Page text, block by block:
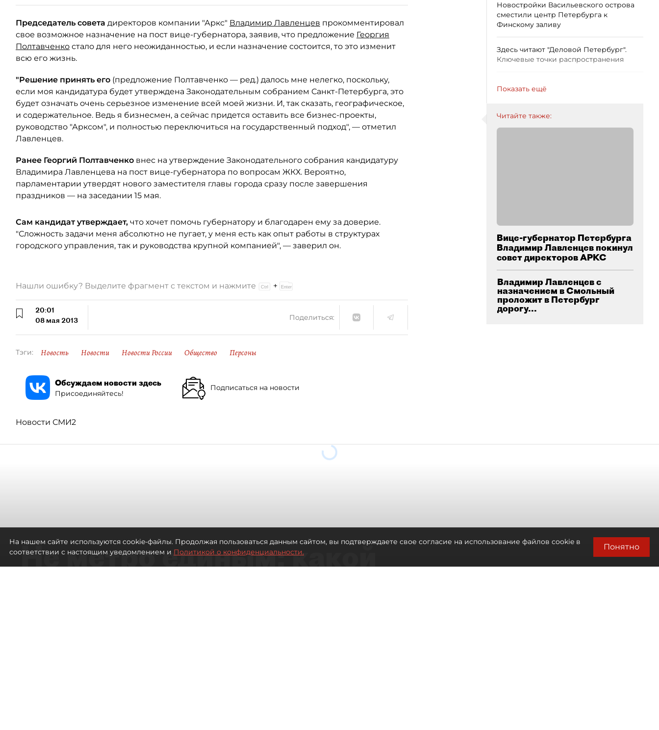
Председатель совета директоров компании "Аркс" Владимир Лавленцев прокомментировал
свое возможное назначение на пост вице-губернатора, заявив, что предложение Георгия
Полтавченко стало для него неожиданностью, и если назначение состоится, то это изменит
всю его жизнь.
"Решение принять его (предложение Полтавченко — ред.) далось мне нелегко, поскольку,
если моя кандидатура будет утверждена Законодательным собранием Санкт-Петербурга, это
будет означать очень серьезное изменение всей моей жизни. И, так сказать, географическое,
и содержательное. Ведь я бизнесмен, а сейчас придется оставить все бизнес-проекты,
руководство "Арксом", и полностью переключиться на государственный подход", — отметил
Лавленцев.
Ранее Георгий Полтавченко внес на утверждение Законодательного собрания кандидатуру
Владимира Лавленцева на пост вице-губернатора по вопросам ЖКХ. Вероятно,
парламентарии утвердят нового заместителя главы города сразу после завершения
праздников — на заседании 15 мая.
Сам кандидат утверждает, что хочет помочь губернатору и благодарен ему за доверие.
"Сложность задачи меня абсолютно не пугает, у меня есть как опыт работы в структурах
городского управления, так и руководства крупной компанией", — заверил он.
Новостройки Васильевского острова
сместили центр Петербурга к
Финскому заливу
Здесь читают "Деловой Петербург".
Ключевые точки распространения
Показать ещё
Читайте также:
Вице-губернатор Петербурга
Владимир Лавленцев покинул
совет директоров АРКС
Владимир Лавленцев с
назначением в Смольный
проложит в Петербург
дорогу...
Нашли ошибку? Выделите фрагмент с текстом и нажмите +
20:01
08 мая 2013
Поделиться:
Тэги: Новость Новости Новости России Общество Персоны
Обсуждаем новости здесь
Присоединяйтесь!
Подписаться на новости
Новости СМИ2
Не метро единым: какой
транспорт будет возить
На нашем сайте используются cookie-файлы. Продолжая пользоваться данным сайтом, вы подтверждаете свое согласие на использование файлов cookie в
соответствии с настоящим уведомлением и Политикой о конфиденциальности.
Понятно